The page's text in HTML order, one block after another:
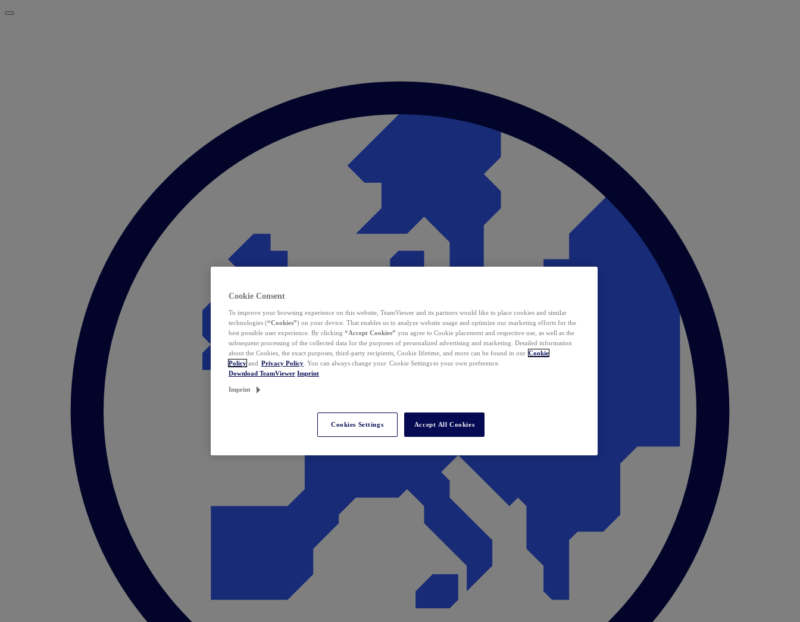
Cookie Consent
To improve your browsing experience on this website, TeamViewer and its partners would like to place cookies and similar
technologies (“Cookies”) on your device. That enables us to analyze website usage and optimize our marketing efforts for the
best possible user experience. By clicking “Accept Cookies” you agree to Cookie placement and respective use, as well as the
subsequent processing of the collected data for the purposes of personalized advertising and marketing. Detailed information
about the Cookies, the exact purposes, third-party recipients, Cookie lifetime, and more can be found in our Cookie
Policy and Privacy Policy . You can always change your Cookie Settings to your own preference.
Download TeamViewer Imprint
Imprint
Cookies Settings Accept All Cookies